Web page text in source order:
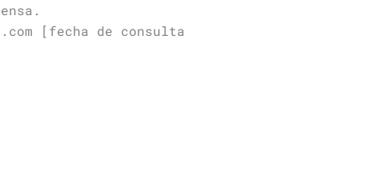
[fecha de consulta